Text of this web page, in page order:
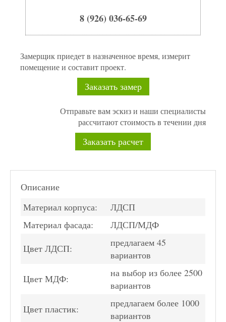
8 (926) 036-65-69
Замерщик приедет в назначенное время, измерит
помещение и составит проект.
Заказать замер
Отправьте вам эскиз и наши специалисты
рассчитают стоимость в течении дня
Заказать расчет
Описание
Материал корпуса:
ЛДСП
Материал фасада:
ЛДСП/МДФ
Цвет ЛДСП:
предлагаем 45
вариантов
Цвет МДФ:
на выбор из более 2500
вариантов
Цвет пластик:
предлагаем более 1000
вариантов